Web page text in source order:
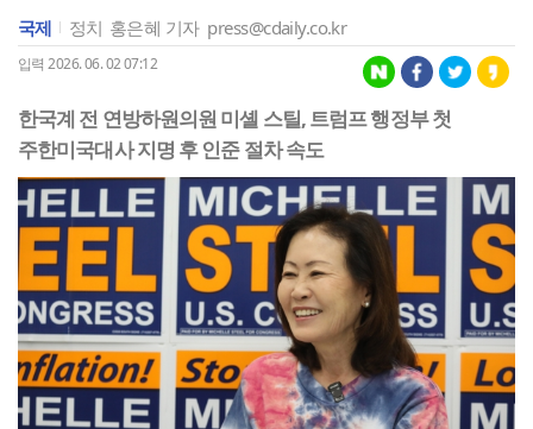
국제 정치 홍은혜 기자 press@cdaily.co.kr
입력 2026. 06. 02 07:12
한국계 전 연방하원의원 미셸 스틸, 트럼프 행정부 첫
주한미국대사 지명 후 인준 절차 속도